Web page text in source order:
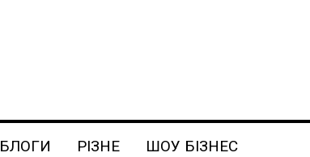
БЛОГИ РІЗНЕ ШОУ БІЗНЕС